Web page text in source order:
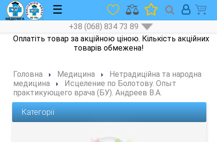
☰
+38 (068) 834 73 89
Головна Медицина
Нетрадиційна та народна
медицина
Исцеление по Болотову. Опыт
практикующего врача (БУ). Андреев В.А.
Категорії